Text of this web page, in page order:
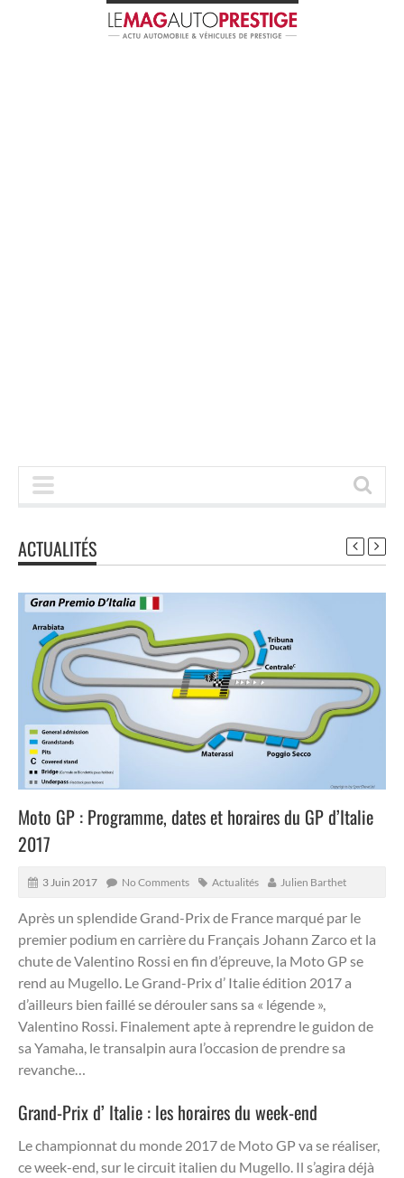
ACTUALITÉS
Moto GP : Programme, dates et horaires du GP d’Italie
2017
3 Juin 2017 No Comments Actualités Julien Barthet
Après un splendide Grand-Prix de France marqué par le
premier podium en carrière du Français Johann Zarco et la
chute de Valentino Rossi en fin d’épreuve, la Moto GP se
rend au Mugello. Le Grand-Prix d’ Italie édition 2017 a
d’ailleurs bien faillé se dérouler sans sa « légende »,
Valentino Rossi. Finalement apte à reprendre le guidon de
sa Yamaha, le transalpin aura l’occasion de prendre sa
revanche…
Grand-Prix d’ Italie : les horaires du week-end
Le championnat du monde 2017 de Moto GP va se réaliser,
ce week-end, sur le circuit italien du Mugello. Il s’agira déjà